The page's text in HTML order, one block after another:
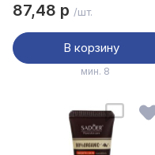
87,48 р /шт.
В корзину
мин. 8